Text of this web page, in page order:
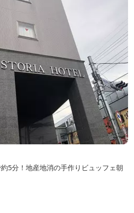
5分！地産地消の手作りビュッフェ朝